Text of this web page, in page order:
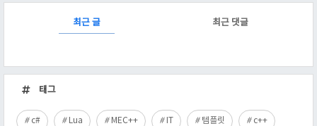
최근 글 최근 댓글
근
글
태그
c# Lua MEC++ IT 템플릿 c++